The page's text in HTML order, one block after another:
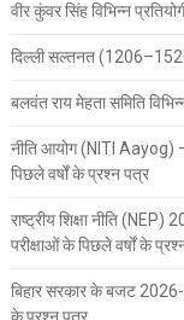
वीर कुंवर सिंह विभिन्न
दिल्ली सल्तनत (1206–1526
बलवंत राय मेहता समिति
नीति आयोग (NITI Aayog) –
पिछले वर्षों के प्रश्न पत्र
राष्ट्रीय शिक्षा नीति
परीक्षाओं के पिछले वर्षों के
बिहार सरकार के बजट 2026-